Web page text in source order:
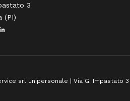
3
(PI)
srl unipersonale | Via G. Impastato 3